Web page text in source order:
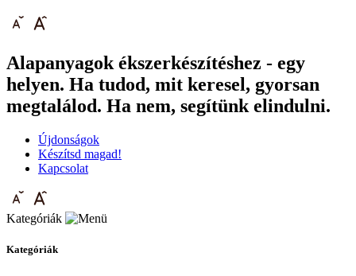
Alapanyagok ékszerkészítéshez - egy
helyen. Ha tudod, mit keresel, gyorsan
megtalálod. Ha nem, segítünk elindulni.
Újdonságok
Készítsd magad!
Kapcsolat
Kategóriák
Kategóriák